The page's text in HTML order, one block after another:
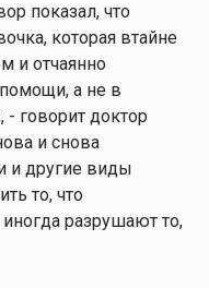
показал, что
которая втайне
и отчаянно
а не в
- говорит доктор
и снова
и другие виды
то, что
разрушают то,